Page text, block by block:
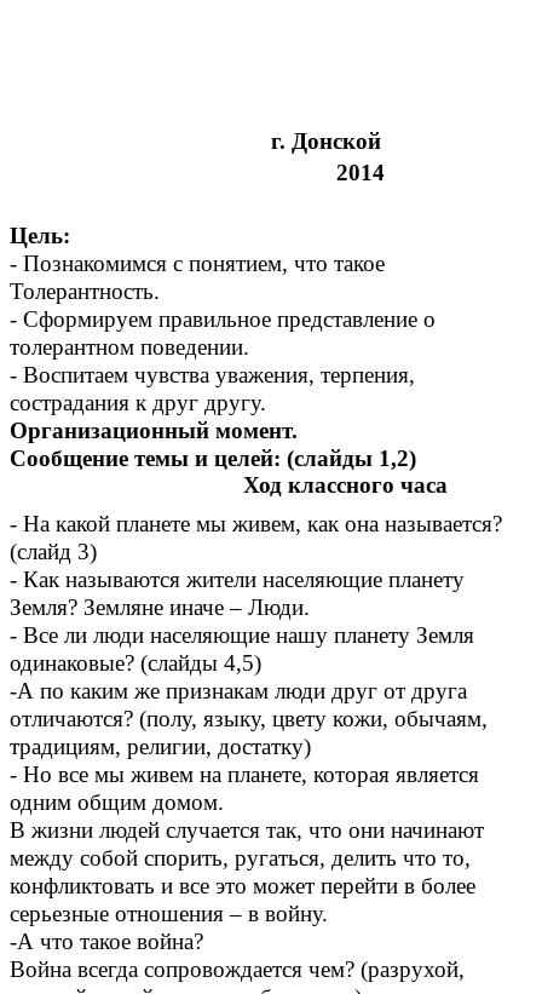
г. Донской
2014
Цель:
- Познакомимся с понятием, что такое
Толерантность.
- Сформируем правильное представление о
толерантном поведении.
- Воспитаем чувства уважения, терпения,
сострадания к друг другу.
Организационный момент.
Сообщение темы и целей: (слайды 1,2)
Ход классного часа
- На какой планете мы живем, как она называется?
(слайд 3)
- Как называются жители населяющие планету
Земля? Земляне иначе – Люди.
- Все ли люди населяющие нашу планету Земля
одинаковые? (слайды 4,5)
-А по каким же признакам люди друг от друга
отличаются? (полу, языку, цвету кожи, обычаям,
традициям, религии, достатку)
- Но все мы живем на планете, которая является
одним общим домом.
В жизни людей случается так, что они начинают
между собой спорить, ругаться, делить что то,
конфликтовать и все это может перейти в более
серьезные отношения – в войну.
-А что такое война?
Война всегда сопровождается чем? (разрухой,